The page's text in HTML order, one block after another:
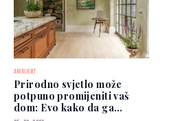
AMBIJENT
Prirodno svjetlo može
potpuno promijeniti vaš
dom: Evo kako da ga